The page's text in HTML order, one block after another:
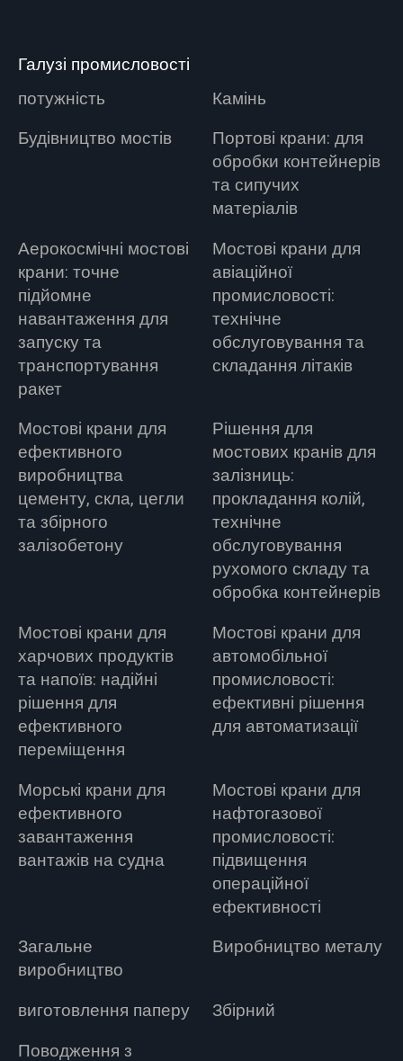
Галузі промисловості
потужність
Камінь
Будівництво мостів
Портові крани: для
обробки контейнерів
та сипучих
матеріалів
Аерокосмічні мостові
крани: точне
підйомне
навантаження для
запуску та
транспортування
ракет
Мостові крани для
авіаційної
промисловості:
технічне
обслуговування та
складання літаків
Мостові крани для
ефективного
виробництва
цементу, скла, цегли
та збірного
залізобетону
Рішення для
мостових кранів для
залізниць:
прокладання колій,
технічне
обслуговування
рухомого складу та
обробка контейнерів
Мостові крани для
харчових продуктів
та напоїв: надійні
рішення для
ефективного
переміщення
Мостові крани для
автомобільної
промисловості:
ефективні рішення
для автоматизації
Морські крани для
ефективного
завантаження
вантажів на судна
Мостові крани для
нафтогазової
промисловості:
підвищення
операційної
ефективності
Загальне
виробництво
Виробництво металу
виготовлення паперу
Збірний
Поводження з